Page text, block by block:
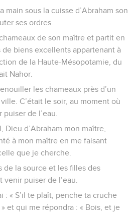
main sous la cuisse d’Abraham son
ses ordres.
de son maître et partit en
biens excellents appartenant à
de la Haute-Mésopotamie, du
Nahor.
les chameaux près d’un
C’était le soir, au moment où
de l’eau.
d’Abraham mon maître,
à mon maître en me faisant
que je cherche.
de la source et les filles des
puiser de l’eau.
: « S’il te plaît, penche ta cruche
et qui me répondra : « Bois, et je